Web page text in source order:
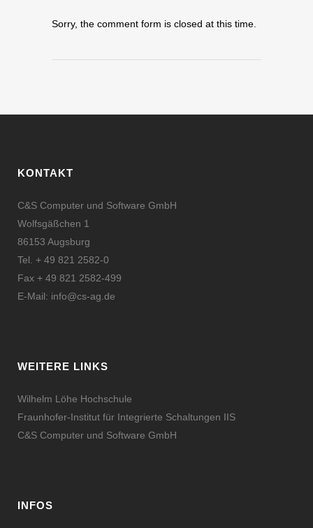
Sorry, the comment form is closed at this time.
KONTAKT
C&S Computer und Software GmbH
Wolfsgäßchen 1
86153 Augsburg
Tel. + 49 821 2582-0
Fax + 49 821 2582-499
E-Mail: info@cs-ag.de
WEITERE LINKS
Wilhelm Löhe Hochschule
Fraunhofer-Institut für Integrierte Schaltungen IIS
C&S Computer und Software GmbH
INFOS